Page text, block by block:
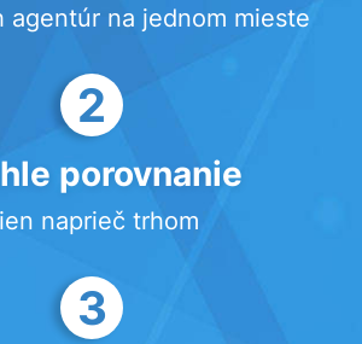
agentúr na jednom mieste
2
porovnanie
naprieč trhom
3